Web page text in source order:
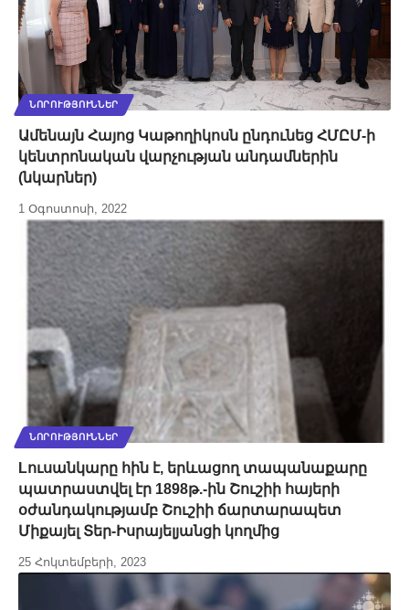
ՆՈՐՈՒԹՅՈՒՆՆԵՐ
Ամենայն Հայոց Կաթողիկոսն ընդունեց ՀՄԸՄ-ի
կենտրոնական վարչության անդամներին
(նկարներ)
1 Օգոստոսի, 2022
ՆՈՐՈՒԹՅՈՒՆՆԵՐ
Lուսանկարը հին է, երևացող տապանաքարը
պատրաստվել էր 1898թ.-ին Շուշիի հայերի
օժանդակությամբ Շուշիի ճարտարապետ
Միքայել Տեր-Իսրայելյանցի կողմից
25 Հոկտեմբերի, 2023